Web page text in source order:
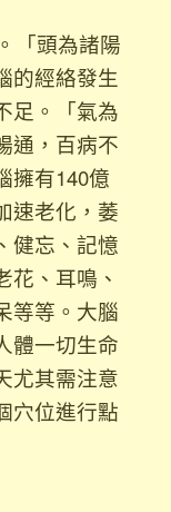
頭為諸陽
的經絡發生
足。「氣為
通，百病不
擁有140億
速老化，萎
健忘、記憶
花、耳鳴、
等等。大腦
體一切生命
尤其需注意
穴位進行點